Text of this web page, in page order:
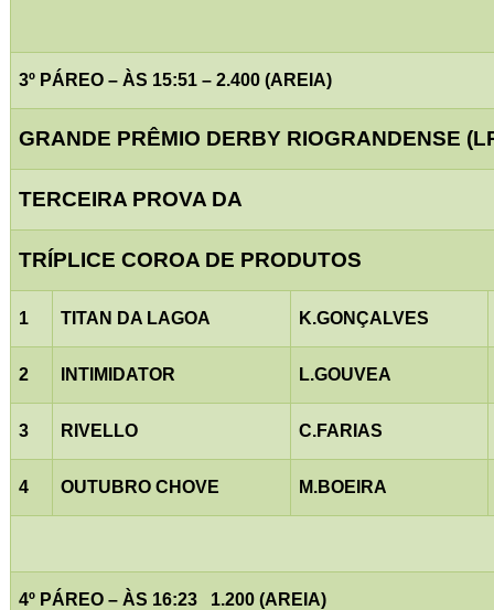
3º PÁREO – ÀS 15:51 – 2.400 (AREIA)
GRANDE PRÊMIO DERBY RIOGRANDENSE
TERCEIRA PROVA DA
TRÍPLICE COROA DE PRODUTOS
1 TITAN DA LAGOA K.GONÇALVES
2 INTIMIDATOR L.GOUVEA
3 RIVELLO C.FARIAS
4 OUTUBRO CHOVE M.BOEIRA
4º PÁREO – ÀS 16:23 1.200 (AREIA)